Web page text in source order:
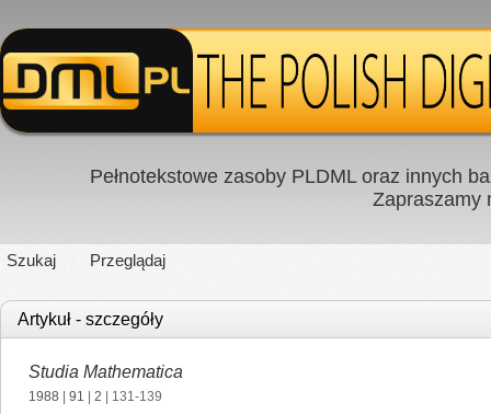
Pełnotekstowe zasoby PLDML oraz innych
Zapraszamy
Szukaj Przeglądaj
Artykuł - szczegóły
Studia Mathematica
1988 91 2 | 131-139